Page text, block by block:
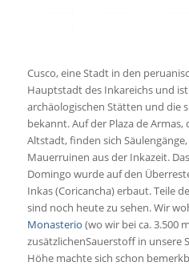
Cusco, eine Stadt in den
Hauptstadt des Inkareichs und
archäologischen Stätten und die
bekannt. Auf der Plaza de
Altstadt, finden sich
Mauerruinen aus der Inkazeit.
Domingo wurde auf den
Inkas (Coricancha) erbaut. Teile
sind noch heute zu sehen. Wir
Monasterio (wo wir bei ca. 3.500
zusätzlichenSauerstoff in unsere
Höhe machte sich schon